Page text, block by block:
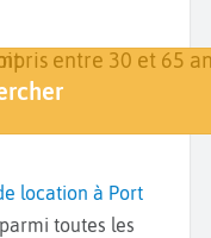
entre 30 et 65
location à Port
toutes les